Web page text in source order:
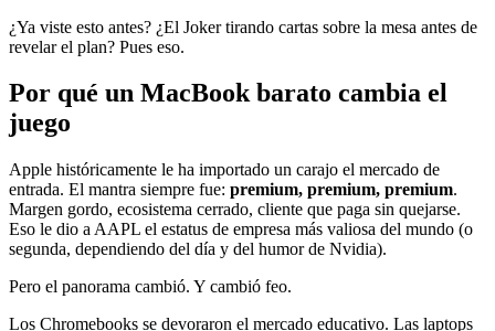
¿Ya viste esto antes? ¿El Joker tirando cartas sobre la mesa antes de
revelar el plan? Pues eso.
Por qué un MacBook barato cambia el
juego
Apple históricamente le ha importado un carajo el mercado de
entrada. El mantra siempre fue: premium, premium, premium.
Margen gordo, ecosistema cerrado, cliente que paga sin quejarse.
Eso le dio a AAPL el estatus de empresa más valiosa del mundo (o
segunda, dependiendo del día y del humor de Nvidia).
Pero el panorama cambió. Y cambió feo.
Los Chromebooks se devoraron el mercado educativo. Las laptops